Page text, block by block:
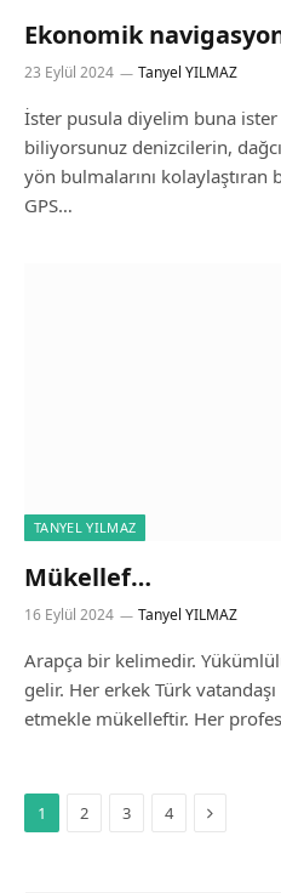
Ekonomik
23 Eylül 2024 Tanyel YILMAZ
İster pusula diyelim buna
biliyorsunuz denizcilerin,
yön bulmalarını
GPS…
TANYEL YILMAZ
Mükellef…
16 Eylül 2024 Tanyel YILMAZ
Arapça bir kelimedir.
gelir. Her erkek Türk
etmekle mükelleftir. Her
1 2 3 4 Sonraki